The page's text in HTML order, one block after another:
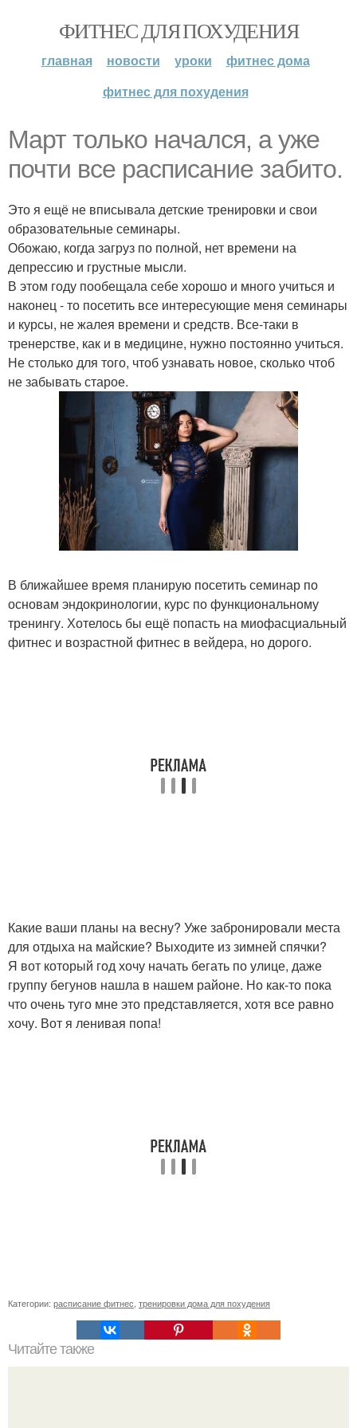
ФИТНЕС ДЛЯ ПОХУДЕНИЯ
главная новости уроки
фитнес дома
фитнес для похудения
Март только начался, а уже
почти все расписание забито.
Это я ещё не вписывала детские тренировки и свои
образовательные семинары.
Обожаю, когда загруз по полной, нет времени на
депрессию и грустные мысли.
В этом году пообещала себе хорошо и много учиться и
наконец - то посетить все интересующие меня семинары
и курсы, не жалея времени и средств. Все-таки в
тренерстве, как и в медицине, нужно постоянно учиться.
Не столько для того, чтоб узнавать новое, сколько чтоб
не забывать старое.
В ближайшее время планирую посетить семинар по
основам эндокринологии, курс по функциональному
тренингу. Хотелось бы ещё попасть на миофасциальный
фитнес и возрастной фитнес в вейдера, но дорого.
Какие ваши планы на весну? Уже забронировали места
для отдыха на майские? Выходите из зимней спячки?
Я вот который год хочу начать бегать по улице, даже
группу бегунов нашла в нашем районе. Но как-то пока
что очень туго мне это представляется, хотя все равно
хочу. Вот я ленивая попа!
Категории: расписание фитнес тренировки дома для похудения
Читайте также